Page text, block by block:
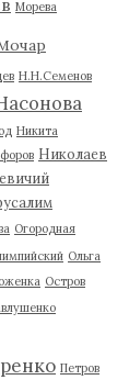
Морева
Н.Н.Семенов
Никита
Николаев
Огородная
Ольга
Остров
Петров